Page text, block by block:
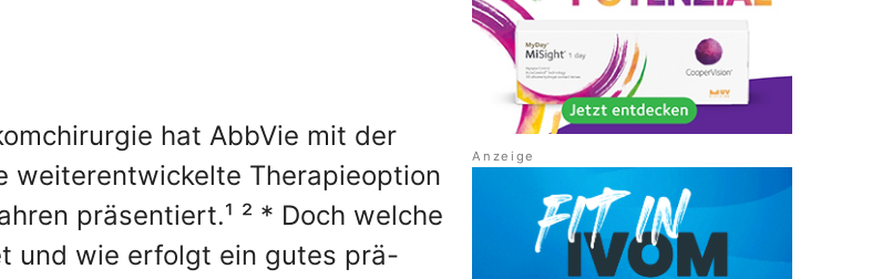
hat AbbVie mit der
weiterentwickelte Therapieoption
präsentiert.¹ ² * Doch welche
und wie erfolgt ein gutes prä-